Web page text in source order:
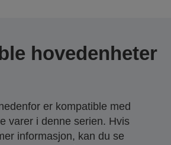
hovedenheter
er kompatible med
varer i denne serien. Hvis
informasjon, kan du se